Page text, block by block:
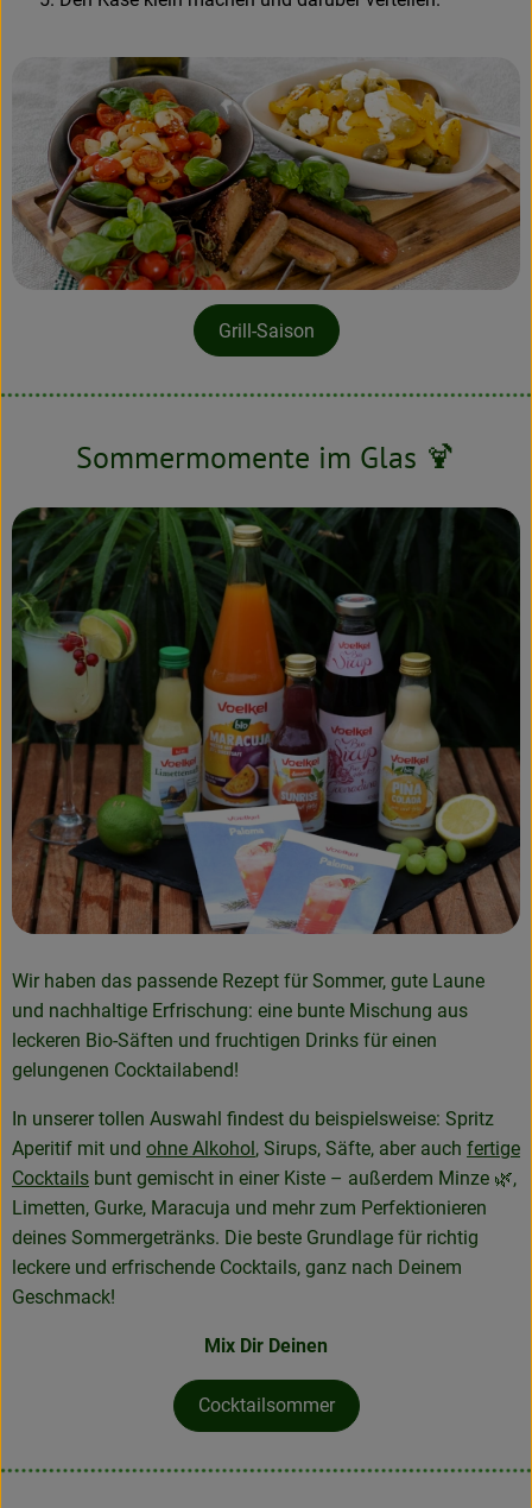
Grill-Saison
Sommermomente im Glas 🍹
Wir haben das passende Rezept für Sommer, gute Laune
und nachhaltige Erfrischung: eine bunte Mischung aus
leckeren Bio-Säften und fruchtigen Drinks für einen
gelungenen Cocktailabend!
In unserer tollen Auswahl findest du beispielsweise: Spritz
Aperitif mit und ohne Alkohol, Sirups, Säfte, aber auch fertige
Cocktails bunt gemischt in einer Kiste – außerdem Minze 🌿,
Limetten, Gurke, Maracuja und mehr zum Perfektionieren
deines Sommergetränks. Die beste Grundlage für richtig
leckere und erfrischende Cocktails, ganz nach Deinem
Geschmack!
Mix Dir Deinen
Cocktailsommer